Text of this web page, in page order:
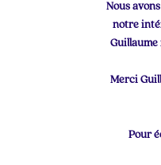
Nous
notre
Guillaume
Merci
Pour